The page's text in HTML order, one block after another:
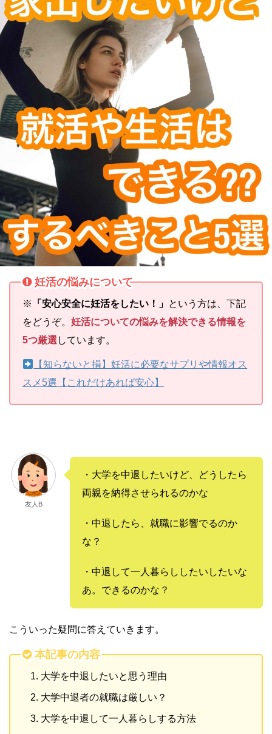
妊活の悩みについて
※ 「安心安全に妊活をしたい！」 という方は、下記
をどうぞ。 妊活についての悩みを解決できる情報を
5つ厳選 しています。
【知らないと損】妊活に必要なサプリや情報オス
スメ5選【これだけあれば安心】
友人B
・大学を中退したいけど、どうしたら
両親を納得させられるのかな
・中退したら、就職に影響でるのか
な？
・中退して一人暮らししたいしたいな
あ。できるのかな？
こういった疑問に答えていきます。
本記事の内容
大学を中退したいと思う理由
大学中退者の就職は厳しい？
大学を中退して一人暮らしする方法